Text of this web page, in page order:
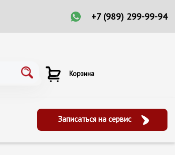
+7 (989) 299-99-94
Корзина
Записаться на сервис